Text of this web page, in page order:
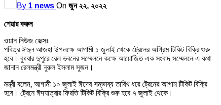
By 1 news On জুন ২২, ২০২২
শেয়ার করুন
ওয়ান নিউজ ডেক্সঃ
পবিত্র ঈদুল আজহা উপলক্ষে আগামী ১ জুলাই থেকে ট্রেনের অগ্রিম টিকিট বিক্রি শুরু
হবে। বুধবার দুপুরে রেল ভবনের সম্মেলনে কক্ষে আয়োজিত এক সংবাদ সম্মেলনে এ কথা
জানান রেলমন্ত্রী নুরুল ইসলাম সুজন।
মন্ত্রী বলেন, আগামী ১০ জুলাই ঈদের সম্ভাব্য তারিখ ধরে ট্রেনের আগাম টিকিট বিক্রি
হবে। ট্রেনে ঈদযাত্রার ফিরতি টিকিট বিক্রি শুরু হবে ৭ জুলাই থেকে।